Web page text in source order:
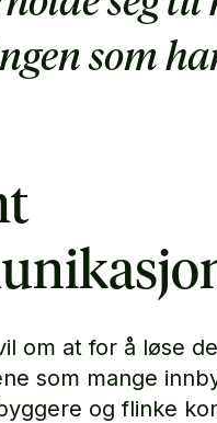
som
om at for å løse
som mange
og flinke